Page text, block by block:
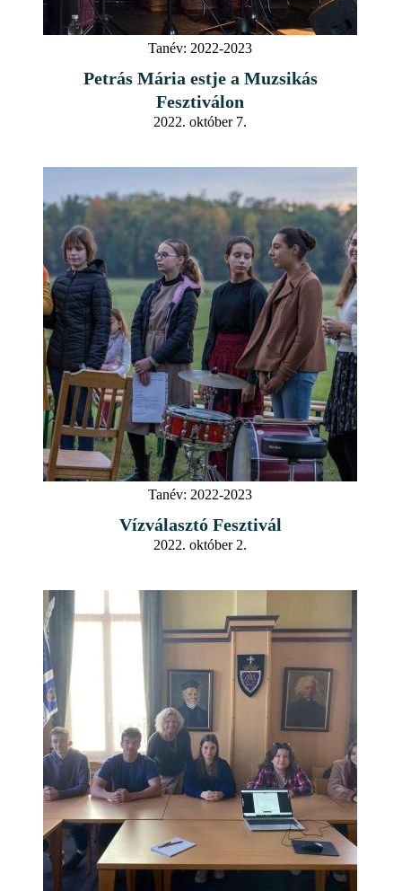
Tanév: 2022-2023
Petrás Mária estje a Muzsikás
Fesztiválon
2022. október 7.
Tanév: 2022-2023
Vízválasztó Fesztivál
2022. október 2.